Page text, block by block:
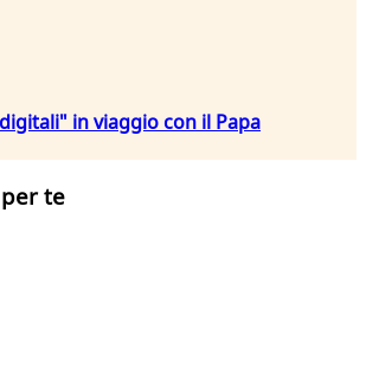
in viaggio con il Papa
te